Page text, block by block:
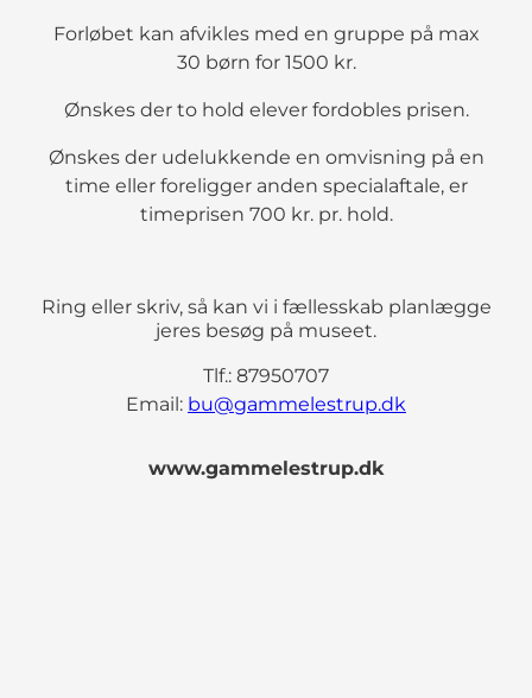
Forløbet kan afvikles med en gruppe på max
30 børn for 1500 kr.
Ønskes der to hold elever fordobles prisen.
Ønskes der udelukkende en omvisning på en
time eller foreligger anden specialaftale, er
timeprisen 700 kr. pr. hold.
Ring eller skriv, så kan vi i fællesskab planlægge
jeres besøg på museet.
Tlf.: 87950707
Email: bu@gammelestrup.dk
www.gammelestrup.dk